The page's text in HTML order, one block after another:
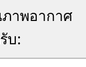
าพอากาศ
บ: